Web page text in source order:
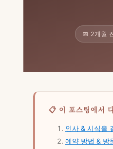
📅 2개월
📋 이 포스팅에서
인사 & 시식을
예약 방법 & 방